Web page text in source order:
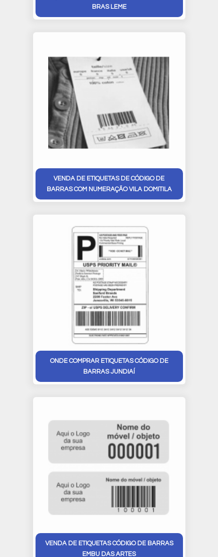
BRAS LEME
VENDA DE ETIQUETAS DE CÓDIGO DE
BARRAS COM NUMERAÇÃO VILA DOMITILA
ONDE COMPRAR ETIQUETAS CÓDIGO DE
BARRAS JUNDIAÍ
VENDA DE ETIQUETAS CÓDIGO DE BARRAS
EMBU DAS ARTES